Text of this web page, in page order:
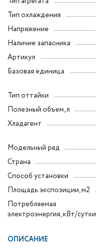
Тип охлаждения
Напряжение
Наличие запасника
Артикул
Базовая единица
Тип оттайки
Полезный объем, л
Хладагент
Модельный ряд
Страна
Способ установки
Площадь экспозиции, м2
Потребляемая
электроэнергия, кВт/сутки
ОПИСАНИЕ